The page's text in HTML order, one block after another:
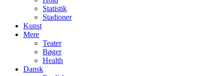
Statistik
Stadioner
Kunst
Mere
Teater
Bøger
Health
Dansk